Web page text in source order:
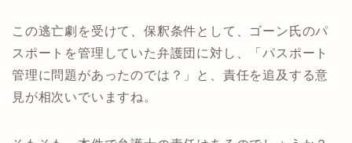
この逃亡劇を受けて、保釈条件として、ゴーン氏のパ
スポートを管理していた弁護団に対し、「パスポート
管理に問題があったのでは？」と、責任を追及する意
見が相次いでいますね。